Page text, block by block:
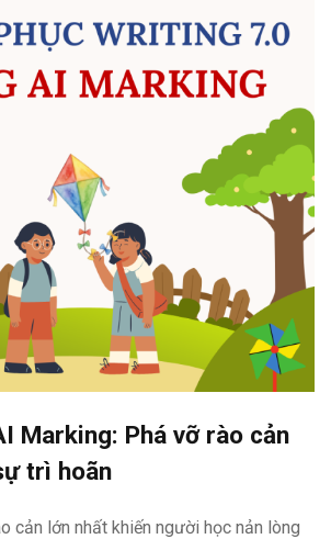
Marking: Phá vỡ rào cản
trì hoãn
cản lớn nhất khiến người học nản lòng